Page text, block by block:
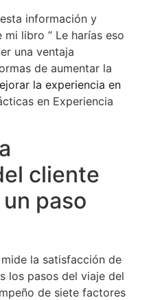
información y
libro ” Le harías eso
una ventaja
de aumentar la
la experiencia en
en Experiencia
cliente
paso
la satisfacción de
los pasos del viaje del
de siete factores